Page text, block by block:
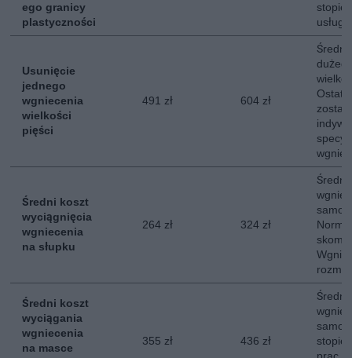
ego granicy
plastyczności
usługi.
Usunięcie
jednego
wgniecenia
wielkości
pięści
491 zł 604 zł
Średni koszt
wyciągnięcia
wgniecenia
na słupku
264 zł 324 zł
Średni
Średni koszt
wyciągania
wgniecenia
na masce
355 zł 436 zł
Średni